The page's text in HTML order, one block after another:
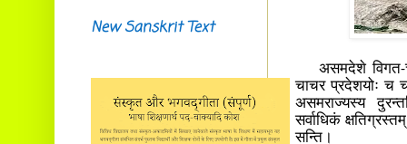
असमदेशे विगत-
चाचर प्रदेशयोः च
असमराज्यस्य
सर्वाधिकं
सन्ति।
New Sanskrit Text